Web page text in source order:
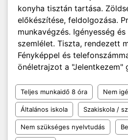
konyha tisztán tartása.
előkészítése, feldolgozása.
munkavégzés. Igényesség
szemlélet. Tiszta, rendezett
Fényképpel és
önéletrajzot a "Jelentkezem"
Teljes munkaidő 8 óra Nem
Általános iskola Szakiskola /
Nem szükséges nyelvtudás